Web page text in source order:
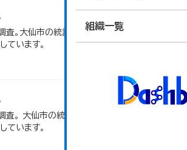
組織一覧
査。大仙市の統計「14-5 中学校の状況」
ています。
査。 大仙市の統計「14-3 小学校の状況」
ています。